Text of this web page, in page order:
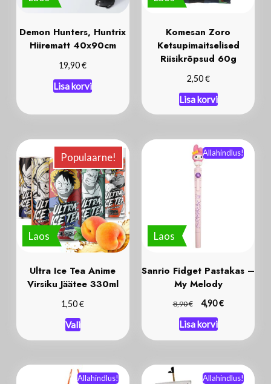
Demon Hunters, Huntrix
Hiirematt 40x90cm
19,90€
Lisa korvi
Komesan Zoro
Ketsupimaitselised
Riisikrõpsud 60g
2,50€
Lisa korvi
Laos
Populaarne!
Ultra Ice Tea Anime
Virsiku Jäätee 330ml
1,50€
Vali
Laos
Allahindlus!
Sanrio Fidget Pastakas –
My Melody
8,90€ 4,90€
Lisa korvi
Allahindlus! Allahindlus!